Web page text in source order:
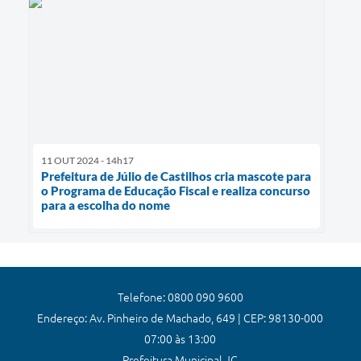
11 OUT 2024 - 14h17
Prefeitura de Júlio de Castilhos cria mascote para
o Programa de Educação Fiscal e realiza concurso
para a escolha do nome
Telefone: 0800 090 9600
Endereço: Av. Pinheiro de Machado, 649 | CEP: 98130-000
07:00 às 13:00